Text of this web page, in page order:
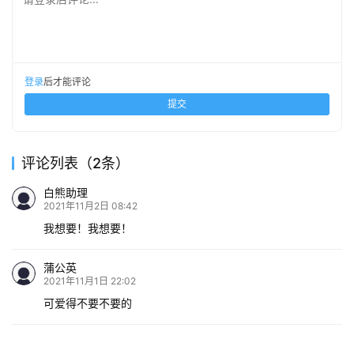
登录后才能评论
提交
评论列表（2条）
白熊助理
2021年11月2日 08:42
我想要！我想要！
蒲公英
2021年11月1日 22:02
可爱得不要不要的